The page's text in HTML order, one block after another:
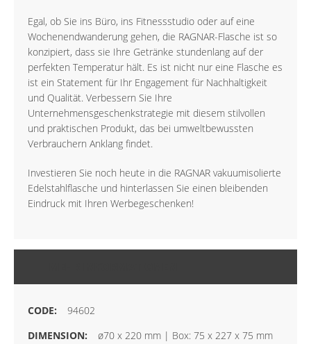
Egal, ob Sie ins Büro, ins Fitnessstudio oder auf eine
Wochenendwanderung gehen, die RAGNAR-Flasche ist so
konzipiert, dass sie Ihre Getränke stundenlang auf der
perfekten Temperatur hält. Es ist nicht nur eine Flasche es
ist ein Statement für Ihr Engagement für Nachhaltigkeit
und Qualität. Verbessern Sie Ihre
Unternehmensgeschenkstrategie mit diesem stilvollen
und praktischen Produkt, das bei umweltbewussten
Verbrauchern Anklang findet.
Investieren Sie noch heute in die RAGNAR vakuumisolierte
Edelstahlflasche und hinterlassen Sie einen bleibenden
Eindruck mit Ihren Werbegeschenken!
94602
ø70 x 220 mm | Box: 75 x 227 x 75 mm